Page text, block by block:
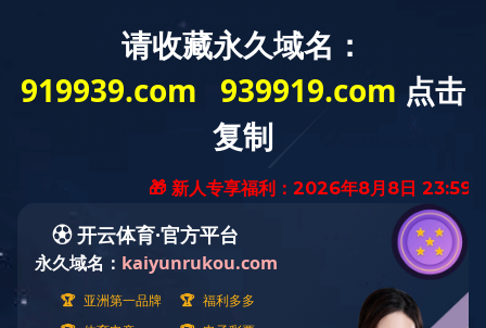
欢迎来到星空在线平台官网！
山东莱工
中国小型工程
公司简介 产品展示
人力资源